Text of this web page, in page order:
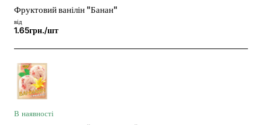
Фруктовий ванілін "Банан"
від
1.65грн./шт
В наявності